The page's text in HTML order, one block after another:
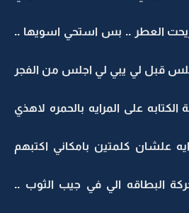
العطر .. بس استحي اسويها ..
قبل لي يبي لي اجلس من الفجر
على المرايه بالحمره لاهذي
علشان كلمتين بامكاني اكتبهم
البطاقه الي في جيب الثوب ..